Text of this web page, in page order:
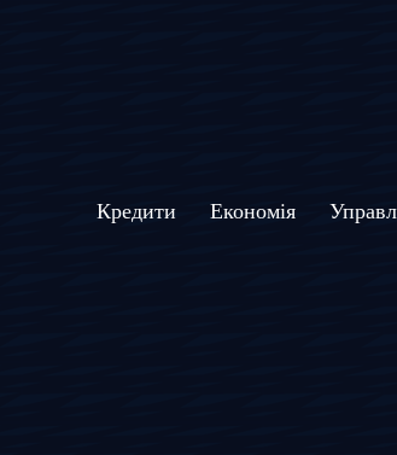
Кредити Економія